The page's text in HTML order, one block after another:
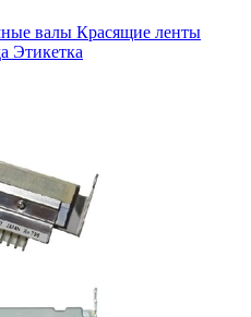
валы Красящие ленты
Этикетка